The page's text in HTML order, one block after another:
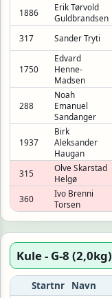
1886
Erik Tørvold
Guldbrandsen
317 Sander Tryti
1750
Edvard
Henne-
Madsen
288
Noah
Emanuel
Sandanger
1937
Birk
Aleksander
Haugan
315
Olve Skarstad
Helgø
360
Ivo Brenni
Torsen
Kule - G-8 (2,0kg)
Startnr Navn